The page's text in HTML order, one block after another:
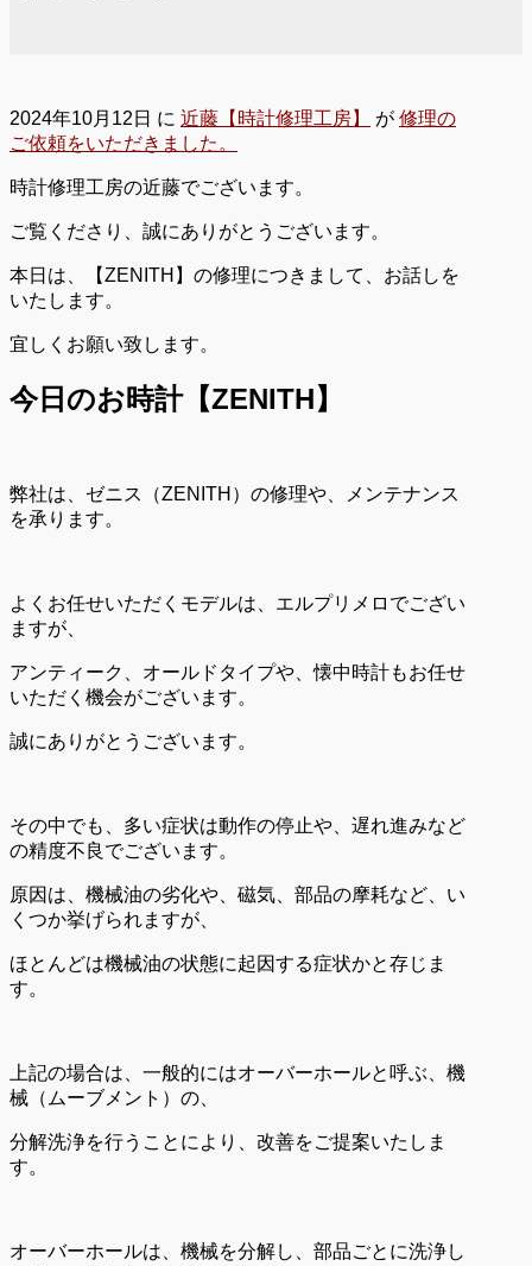
2024年10月12日 に 近藤【時計修理工房】 が 修理の
ご依頼をいただきました。
時計修理工房の近藤でございます。
ご覧くださり、誠にありがとうございます。
本日は、【ZENITH】の修理につきまして、お話しを
いたします。
宜しくお願い致します。
今日のお時計【ZENITH】
弊社は、ゼニス（ZENITH）の修理や、メンテナンス
を承ります。
よくお任せいただくモデルは、エルプリメロでござい
ますが、
アンティーク、オールドタイプや、懐中時計もお任せ
いただく機会がございます。
誠にありがとうございます。
その中でも、多い症状は動作の停止や、遅れ進みなど
の精度不良でございます。
原因は、機械油の劣化や、磁気、部品の摩耗など、い
くつか挙げられますが、
ほとんどは機械油の状態に起因する症状かと存じま
す。
上記の場合は、一般的にはオーバーホールと呼ぶ、機
械（ムーブメント）の、
分解洗浄を行うことにより、改善をご提案いたしま
す。
オーバーホールは、機械を分解し、部品ごとに洗浄し